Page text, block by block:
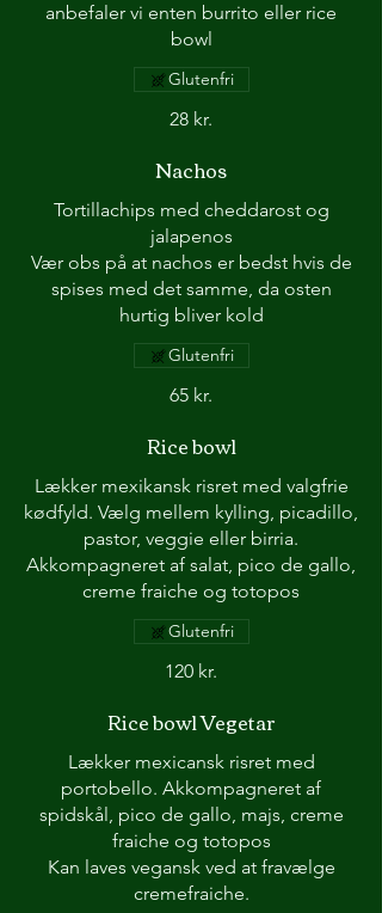
anbefaler vi enten burrito eller rice
28 kr.
Glutenfri
Nachos
Tortillachips med cheddarost og
jalapenos
Vær obs på at nachos er bedst hvis de
spises med det samme, da osten
hurtig bliver kold
65 kr.
Glutenfri
Rice bowl
Lækker mexikansk risret med valgfrie
kødfyld. Vælg mellem kylling, picadillo,
pastor, veggie eller birria.
Akkompagneret af salat, pico de gallo,
creme fraiche og totopos
120 kr.
Glutenfri
Rice bowl Vegetar
Lækker mexicansk risret med
portobello. Akkompagneret af
spidskål, pico de gallo, majs, creme
fraiche og totopos
Kan laves vegansk ved at fravælge
cremefraiche.